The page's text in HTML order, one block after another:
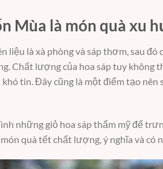
Mùa là món quà xu
là xà phòng và sáp thơm, sau
Chất lượng của hoa sáp tuy
tin. Đây cũng là một điểm tạo nên
những giỏ hoa sáp thẩm mỹ để
quà tết chất lượng, ý nghĩa và có